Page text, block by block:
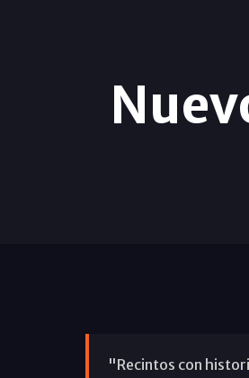
"Recintos con